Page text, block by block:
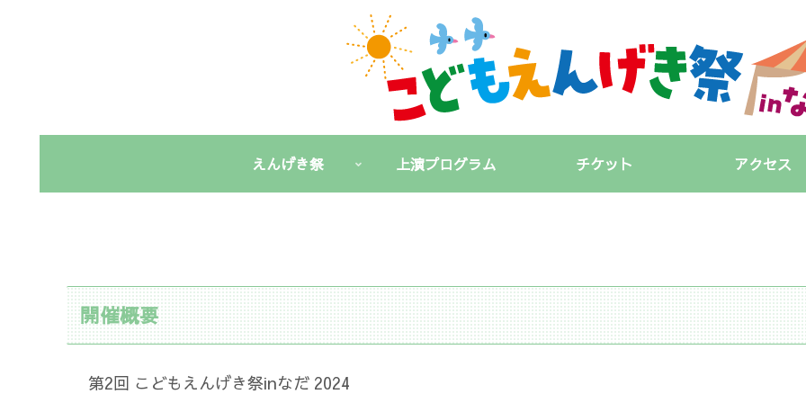
えんげき祭 上演プログラム チケット アクセス
開催概要
第2回 こどもえんげき祭inなだ 2024